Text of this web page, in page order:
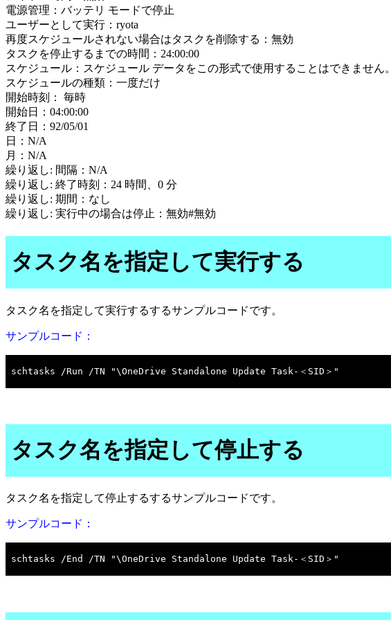
電源管理：バッテリ モードで停止
ユーザーとして実行：ryota
再度スケジュールされない場合はタスクを削除する：無効
タスクを停止するまでの時間：24:00:00
スケジュール：スケジュール データをこの形式で使用することはできません。
スケジュールの種類：一度だけ
開始時刻： 毎時
開始日：04:00:00
終了日：92/05/01
日：N/A
月：N/A
繰り返し: 間隔：N/A
繰り返し: 終了時刻：24 時間、0 分
繰り返し: 期間：なし
繰り返し: 実行中の場合は停止：無効#無効
タスク名を指定して実行する
タスク名を指定して実行するするサンプルコードです。
サンプルコード：
タスク名を指定して停止する
タスク名を指定して停止するするサンプルコードです。
サンプルコード：